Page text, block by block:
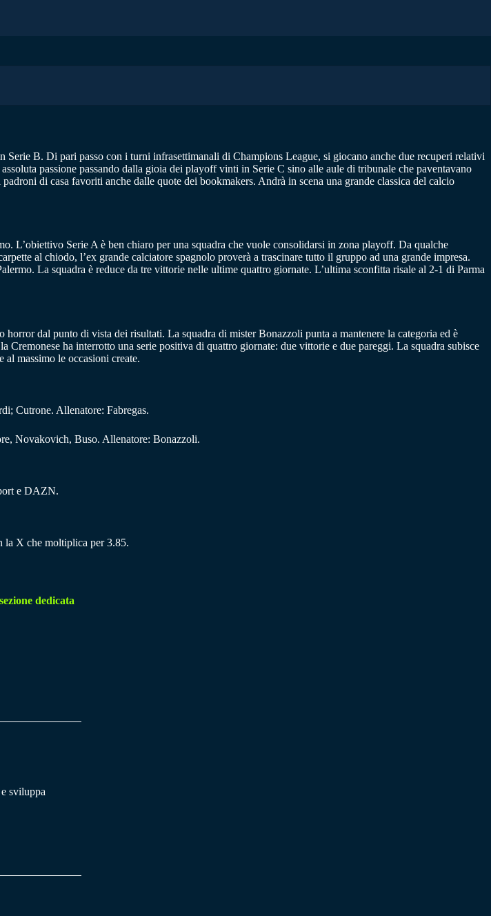
B. Di pari passo con i turni infrasettimanali di Champions League, si giocano anche due recuperi relativi
passione passando dalla gioia dei playoff vinti in Serie C sino alle aule di tribunale che paventavano
di casa favoriti anche dalle quote dei bookmakers. Andrà in scena una grande classica del calcio
L’obiettivo Serie A è ben chiaro per una squadra che vuole consolidarsi in zona playoff. Da qualche
al chiodo, l’ex grande calciatore spagnolo proverà a trascinare tutto il gruppo ad una grande impresa.
La squadra è reduce da tre vittorie nelle ultime quattro giornate. L’ultima sconfitta risale al 2-1 di Parma
dal punto di vista dei risultati. La squadra di mister Bonazzoli punta a mantenere la categoria ed è
ha interrotto una serie positiva di quattro giornate: due vittorie e due pareggi. La squadra subisce
al massimo le occasioni create.
Cutrone. Allenatore: Fabregas.
Novakovich, Buso. Allenatore: Bonazzoli.
e DAZN.
la X che moltiplica per 3.85.
sezione dedicata
sviluppa